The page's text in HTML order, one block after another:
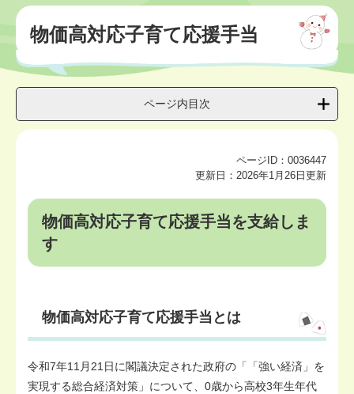
本
物価高対応子育て応援手当
ページ内目次
ページID：0036447
更新日：2026年1月26日更新
物価高対応子育て応援手当を支給しま
す
物価高対応子育て応援手当とは
令和7年11月21日に閣議決定された政府の「「強い経済」を
実現する総合経済対策」について、0歳から高校3年生年代